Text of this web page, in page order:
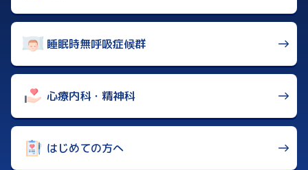
睡眠時無呼吸症候群
心療内科・精神科
はじめての方へ